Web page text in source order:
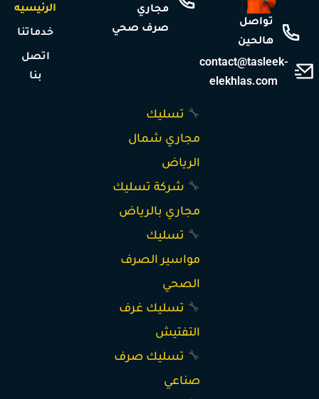
تواصل
هالحين
contact@tasleek-
elekhlas.com
مجاري
صرف صحي
🔧 تسليك
مجاري شمال
الرياض
🔧 شركة تسليك
مجاري بالرياض
🔧 تسليك
مواسير الصرف
الصحي
🔧 تسليك غرف
التفتيش
🔧 تسليك صرف
صناعي
الرئيسيه
خدماتنا
اتصل
بنا